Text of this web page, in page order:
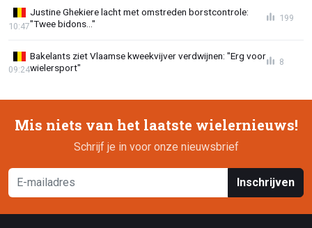
Justine Ghekiere lacht met omstreden borstcontrole:
"Twee bidons..."
10:47
199
Bakelants ziet Vlaamse kweekvijver verdwijnen: "Erg voor
wielersport"
09:24
8
Mis niets van het laatste wielernieuws!
Schrijf je in voor onze nieuwsbrief
Inschrijven